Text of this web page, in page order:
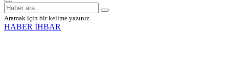
Aramak için bir kelime yazınız.
HABER İHBAR